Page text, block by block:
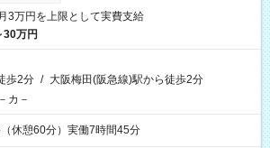
3万円を上限として実費支給
30万円
歩2分 / 大阪梅田(阪急線)駅から徒歩2分
カ－
休憩60分）実働7時間45分